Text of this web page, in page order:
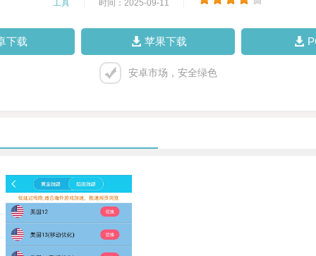
工具 时间：2025-09-11
下载 苹果下载
安卓市场，安全绿色